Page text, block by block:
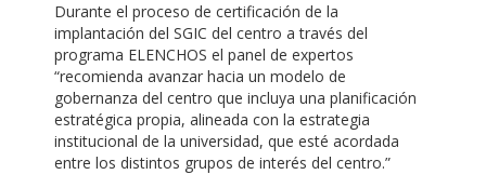
Durante el proceso de certificación de la
implantación del SGIC del centro a través del
programa ELENCHOS el panel de expertos
“recomienda avanzar hacia un modelo de
gobernanza del centro que incluya una planificación
estratégica propia, alineada con la estrategia
institucional de la universidad, que esté acordada
entre los distintos grupos de interés del centro.”